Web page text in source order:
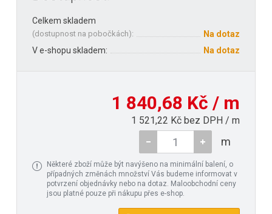
Celkem skladem
(dostupnost na pobočkách):
Na dotaz
V e-shopu skladem:
Na dotaz
1 840,68 Kč / m
1 521,22 Kč bez DPH / m
m
Některé zboží může být navýšeno na minimální balení, o
případných změnách množství Vás budeme informovat v
potvrzení objednávky nebo na dotaz. Maloobchodní ceny
jsou platné pouze při nákupu přes e-shop.